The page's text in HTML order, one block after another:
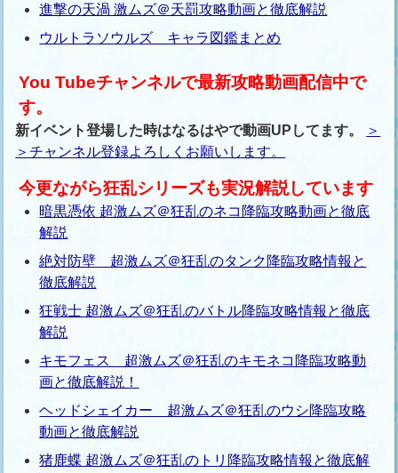
進撃の天渦 激ムズ＠天罰攻略動画と徹底解説
ウルトラソウルズ キャラ図鑑まとめ
You Tubeチャンネルで最新攻略動画配信中で
す。
新イベント登場した時はなるはやで動画UPしてます。
＞
＞チャンネル登録よろしくお願いします。
今更ながら狂乱シリーズも実況解説しています
暗黒憑依 超激ムズ＠狂乱のネコ降臨攻略動画と徹底
解説
絶対防壁 超激ムズ＠狂乱のタンク降臨攻略情報と
徹底解説
狂戦士 超激ムズ＠狂乱のバトル降臨攻略情報と徹底
解説
キモフェス 超激ムズ＠狂乱のキモネコ降臨攻略動
画と徹底解説！
ヘッドシェイカー 超激ムズ＠狂乱のウシ降臨攻略
動画と徹底解説
猪鹿蝶 超激ムズ＠狂乱のトリ降臨攻略情報と徹底解